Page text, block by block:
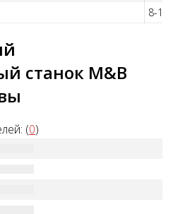
8-12
станок M&B
(0)